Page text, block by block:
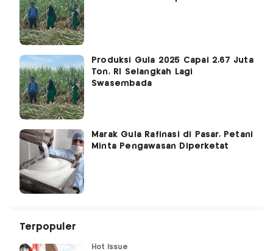
Produksi Gula 2025 Capai 2,67 Juta
Ton, RI Selangkah Lagi
Swasembada
Marak Gula Rafinasi di Pasar, Petani
Minta Pengawasan Diperketat
Terpopuler
Hot Issue